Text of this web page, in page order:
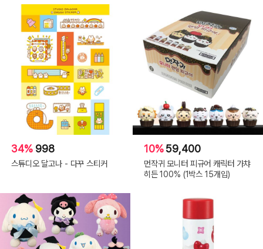
34% 998
스튜디오 달고나 - 다꾸 스티커
10%59,400
먼작귀 모니터 피규어 캐릭터 가챠
히든 100% (1박스 15개입)